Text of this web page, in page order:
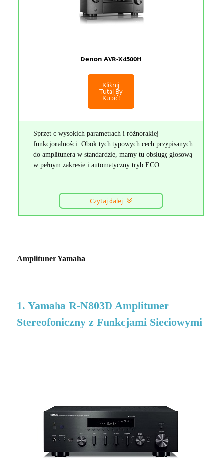
Denon AVR-X4500H
Kliknij
Tutaj By
Kupić!
Sprzęt o wysokich parametrach i różnorakiej
funkcjonalności. Obok tych typowych cech przypisanych
do amplitunera w standardzie, mamy tu obsługę głosową
w pełnym zakresie i automatyczny tryb ECO.
Czytaj dalej
Amplituner Yamaha
1. Yamaha R-N803D Amplituner
Stereofoniczny z Funkcjami Sieciowymi